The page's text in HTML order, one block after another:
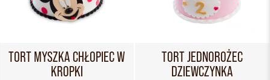
TORT MYSZKA CHŁOPIEC W
KROPKI
TORT JEDNOROŻEC
DZIEWCZYNKA